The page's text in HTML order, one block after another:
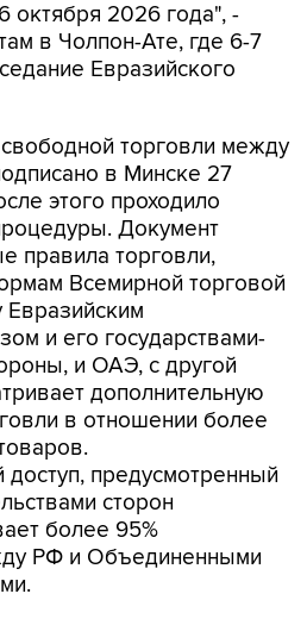
Евразийского
торговли между
этого проходило
Документ
правила торговли,
Всемирной торговой
Евразийским
и его государствами-
и ОАЭ, с другой
дополнительную
в отношении более
предусмотренный
сторон
более 95%
РФ и Объединенными
условия для